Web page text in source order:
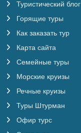
Туристический блог
Горящие туры
Как заказать тур
Карта сайта
Семейные туры
Морские круизы
Речные круизы
Туры Штурман
Офир турс